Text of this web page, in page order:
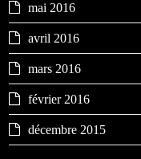
mai 2016
avril 2016
mars 2016
février 2016
décembre 2015